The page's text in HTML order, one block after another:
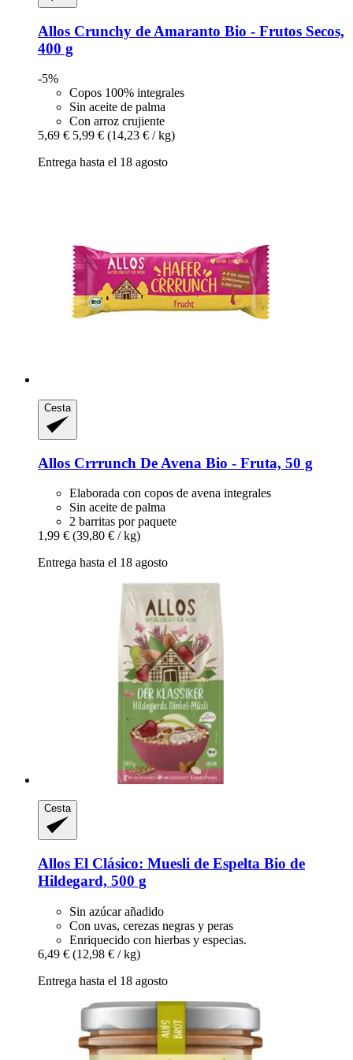
Allos Crunchy de Amaranto Bio -​ Frutos Secos,
400 g
-5%
Copos 100% integrales
Sin aceite de palma
Con arroz crujiente
5,69 € 5,99 € (14,23 € / kg)
Entrega hasta el 18 agosto
Cesta
Allos Crrrunch De Avena Bio -​ Fruta, 50 g
Elaborada con copos de avena integrales
Sin aceite de palma
2 barritas por paquete
1,99 € (39,80 € / kg)
Entrega hasta el 18 agosto
Cesta
Allos El Clásico: Muesli de Espelta Bio de
Hildegard, 500 g
Sin azúcar añadido
Con uvas, cerezas negras y peras
Enriquecido con hierbas y especias.
6,49 € (12,98 € / kg)
Entrega hasta el 18 agosto